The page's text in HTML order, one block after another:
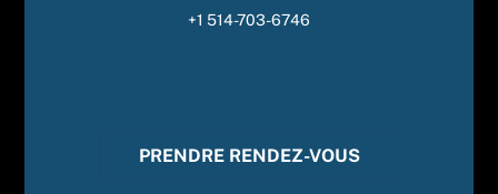
+1 514-703-6746
PRENDRE RENDEZ-VOUS